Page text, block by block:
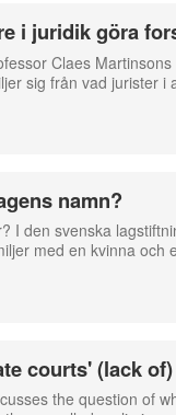
i juridik göra
Claes
sig från vad jurister
namn?
I den svenska
med en kvinna och
courts' (lack
the question of